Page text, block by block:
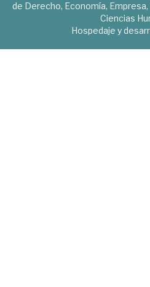
de Derecho, Economía,
Ciencias
Hospedaje y